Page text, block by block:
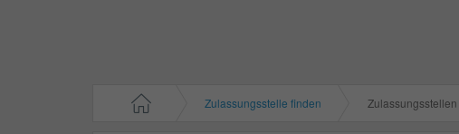
Zulassungsstelle finden Zulassungsstellen